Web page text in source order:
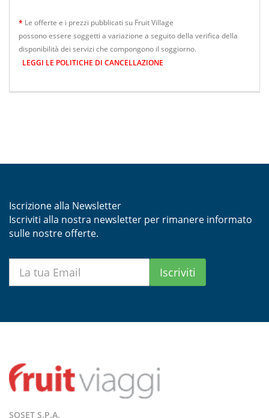
* Le offerte e i prezzi pubblicati su Fruit Village
possono essere soggetti a variazione a seguito della verifica della
disponibilità dei servizi che compongono il soggiorno.
LEGGI LE POLITICHE DI CANCELLAZIONE
Iscrizione alla Newsletter
Iscriviti alla nostra newsletter per rimanere informato
sulle nostre offerte.
Iscriviti
SOSET S.P.A.